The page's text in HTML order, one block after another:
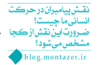
کودک عزیز روان
انسان و میل بی‌نهایت